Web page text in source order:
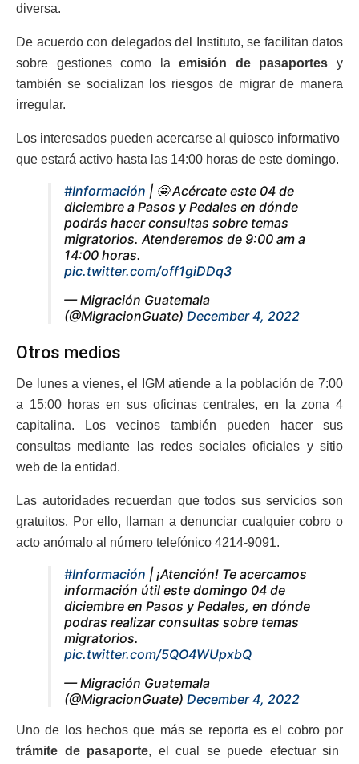
diversa.
De acuerdo con delegados del Instituto, se facilitan datos
sobre gestiones como laemisión de pasaportes y
también se socializan los riesgos de migrar de manera
irregular.
Los interesados pueden acercarse al quiosco informativo
que estará activo hasta las 14:00 horas de este domingo.
#Información | 🤩 Acércate este 04 de
diciembre a Pasos y Pedales en dónde
podrás hacer consultas sobre temas
migratorios. Atenderemos de 9:00 am a
14:00 horas.
pic.twitter.com/off1giDDq3
— Migración Guatemala
(@MigracionGuate) December 4, 2022
Otros medios
De lunes a vienes, el IGM atiende a la población de 7:00
a 15:00 horas en sus oficinas centrales, en la zona 4
capitalina. Los vecinos también pueden hacer sus
consultas mediante las redes sociales oficiales y sitio
web de la entidad.
Las autoridades recuerdan que todos sus servicios son
gratuitos. Por ello, llaman a denunciar cualquier cobro o
acto anómalo al número telefónico 4214-9091.
#Información | ¡Atención! Te acercamos
información útil este domingo 04 de
diciembre en Pasos y Pedales, en dónde
podras realizar consultas sobre temas
migratorios.
pic.twitter.com/5QO4WUpxbQ
— Migración Guatemala
(@MigracionGuate) December 4, 2022
Uno de los hechos que más se reporta es el cobro por
trámite de pasaporte, el cual se puede efectuar sin